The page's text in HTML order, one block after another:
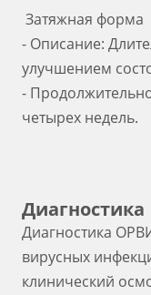
Затяжная форма
- Описание:
улучшением
-
четырех недель.
Диагностика
Диагностика
вирусных
клинический